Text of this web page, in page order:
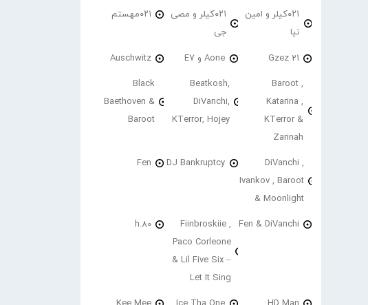
۰۲۱کیلر و امین
نیا
۰۲۱کیلر و مصی
جی
۰۲۱مهستم
21 Gzez Aone و E7 Auschwitz
Baroot ,
Katarina ,
KTerror &
Zarinah
Beatkosh,
DiVanchi,
KTerror, Hojey
Black
Baethoven &
Baroot
DiVanchi ,
Ivankov , Baroot
& Moonlight
DJ Bankruptcy
Fen
Fen & DiVanchi
Fiinbroskiie ,
Paco Corleone
& Lil Five Six –
Let It Sing
h.80